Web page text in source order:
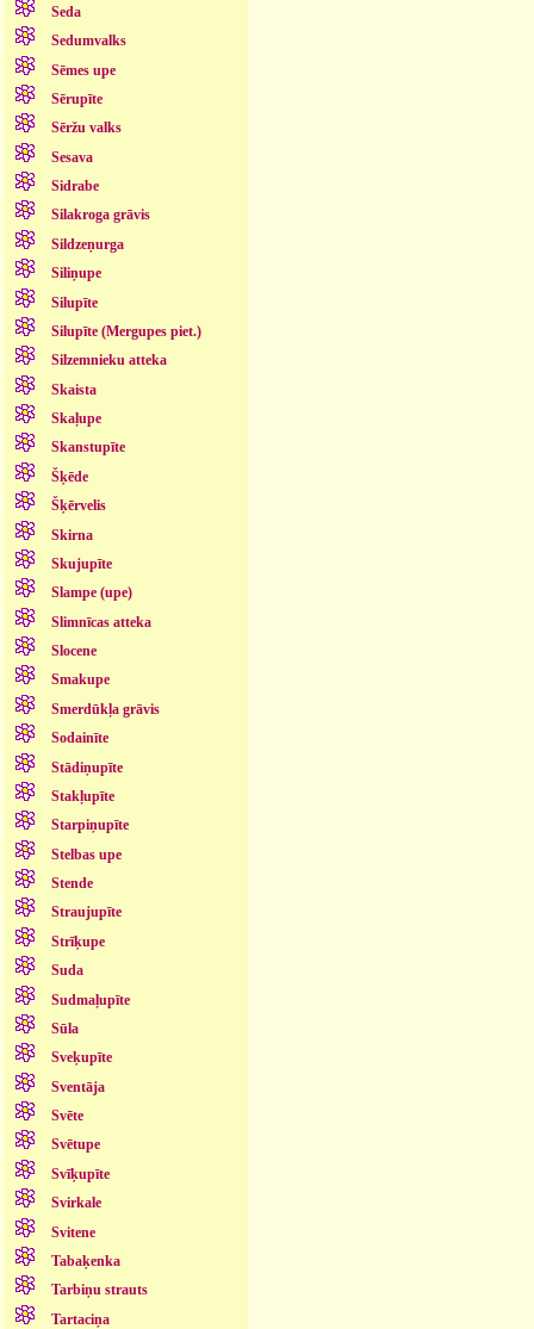
Seda
Sedumvalks
Sēmes upe
Sērupīte
Sēržu valks
Sesava
Sidrabe
Silakroga grāvis
Sildzeņurga
Siliņupe
Silupīte
Silupīte (Mergupes piet.)
Silzemnieku atteka
Skaista
Skaļupe
Skanstupīte
Šķēde
Šķērvelis
Skirna
Skujupīte
Slampe (upe)
Slimnīcas atteka
Slocene
Smakupe
Smerdūkļa grāvis
Sodainīte
Stādiņupīte
Stakļupīte
Starpiņupīte
Stelbas upe
Stende
Straujupīte
Strīķupe
Suda
Sudmaļupīte
Sūla
Sveķupīte
Sventāja
Svēte
Svētupe
Svīķupīte
Svirkale
Svitene
Tabaķenka
Tarbiņu strauts
Tartaciņa